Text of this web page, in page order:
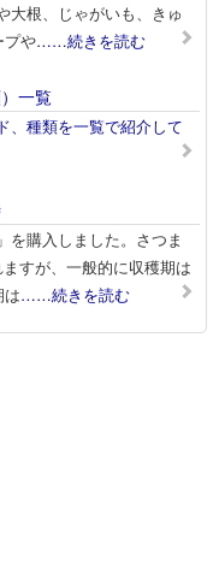
大根、じゃがいも、きゅ
プや……続きを読む
一覧
、種類を一覧で紹介して
を購入しました。さつま
すが、一般的に収穫期は
……続きを読む